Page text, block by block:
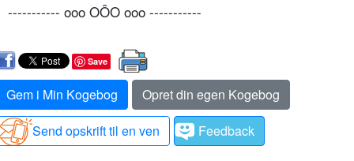
----------- ooo OÔO ooo -----------
Save
Gem i Min Kogebog
Opret din egen Kogebog
Send opskrift til en ven
Feedback